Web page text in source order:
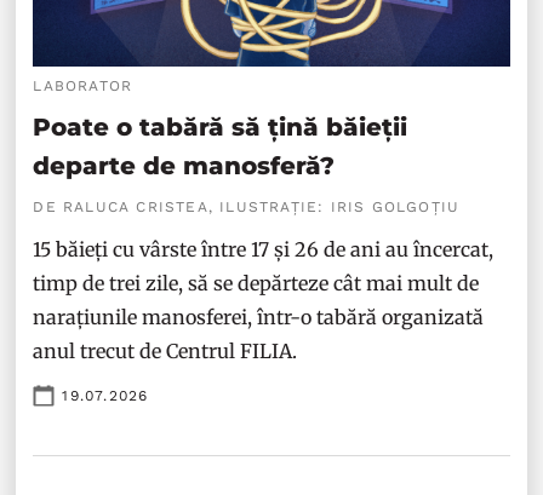
LABORATOR
Poate o tabără să țină băieții
departe de manosferă?
DE RALUCA CRISTEA, ILUSTRAȚIE: IRIS GOLGOȚIU
15 băieți cu vârste între 17 și 26 de ani au încercat,
timp de trei zile, să se depărteze cât mai mult de
narațiunile manosferei, într-o tabără organizată
anul trecut de Centrul FILIA.
19.07.2026